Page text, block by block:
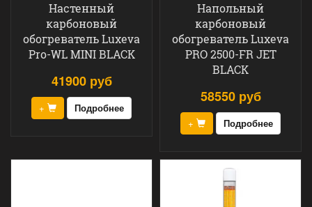
Настенный
карбоновый
обогреватель Luxeva
Pro-WL MINI BLACK
41900 руб
+ Подробнее
Напольный
карбоновый
обогреватель Luxeva
PRO 2500-FR JET
BLACK
58550 руб
+ Подробнее